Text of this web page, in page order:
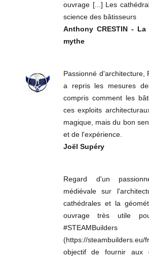
ouvrage [...] Les
science des bâtisseurs
Anthony CRESTIN -
mythe
Passionné d'architecture,
a repris les mesures
compris comment les
ces exploits
magique, mais du bon
et de l'expérience.
Joël Supéry
Regard d'un
médiévale sur
cathédrales et la
ouvrage très utile
#STEAMBuilders
(https://
objectif de fournir aux